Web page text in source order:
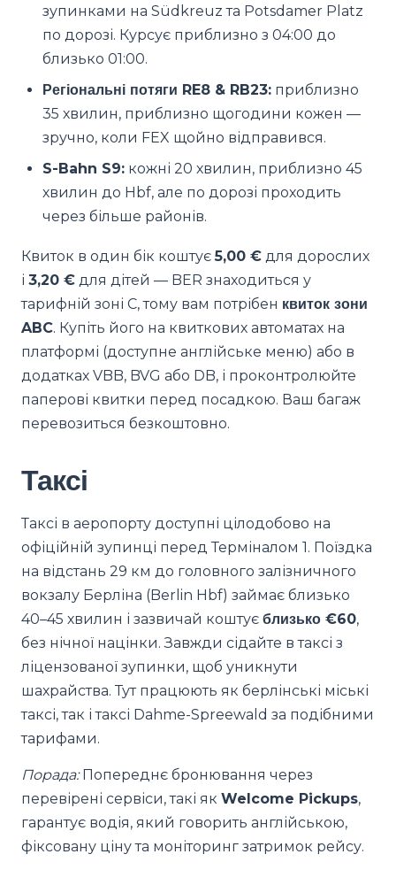
зупинками на Südkreuz та Potsdamer Platz
по дорозі. Курсує приблизно з 04:00 до
близько 01:00.
Регіональні потяги RE8 & RB23: приблизно
35 хвилин, приблизно щогодини кожен —
зручно, коли FEX щойно відправився.
S-Bahn S9: кожні 20 хвилин, приблизно 45
хвилин до Hbf, але по дорозі проходить
через більше районів.
Квиток в один бік коштує5,00 € для дорослих
і 3,20 € для дітей — BER знаходиться у
тарифній зоні C, тому вам потрібен квиток зони
ABC. Купіть його на квиткових автоматах на
платформі (доступне англійське меню) або в
додатках VBB, BVG або DB, і проконтролюйте
паперові квитки перед посадкою. Ваш багаж
перевозиться безкоштовно.
Таксі
Таксі в аеропорту доступні цілодобово на
офіційній зупинці перед Терміналом 1. Поїздка
на відстань 29 км до головного залізничного
вокзалу Берліна (Berlin Hbf) займає близько
40–45 хвилин і зазвичай коштує близько €60,
без нічної націнки. Завжди сідайте в таксі з
ліцензованої зупинки, щоб уникнути
шахрайства. Тут працюють як берлінські міські
таксі, так і таксі Dahme-Spreewald за подібними
тарифами.
Порада:Попереднє бронювання через
перевірені сервіси, такі як Welcome Pickups,
гарантує водія, який говорить англійською,
фіксовану ціну та моніторинг затримок рейсу.